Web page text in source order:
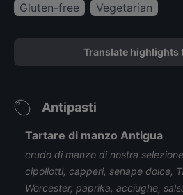
Gluten-free Vegetarian
Translate highlights
Antipasti
Tartare di manzo Antigua
crudo di manzo di nostra
cipollotti, capperi, senape dolce,
Worcester, paprika, acciughe,